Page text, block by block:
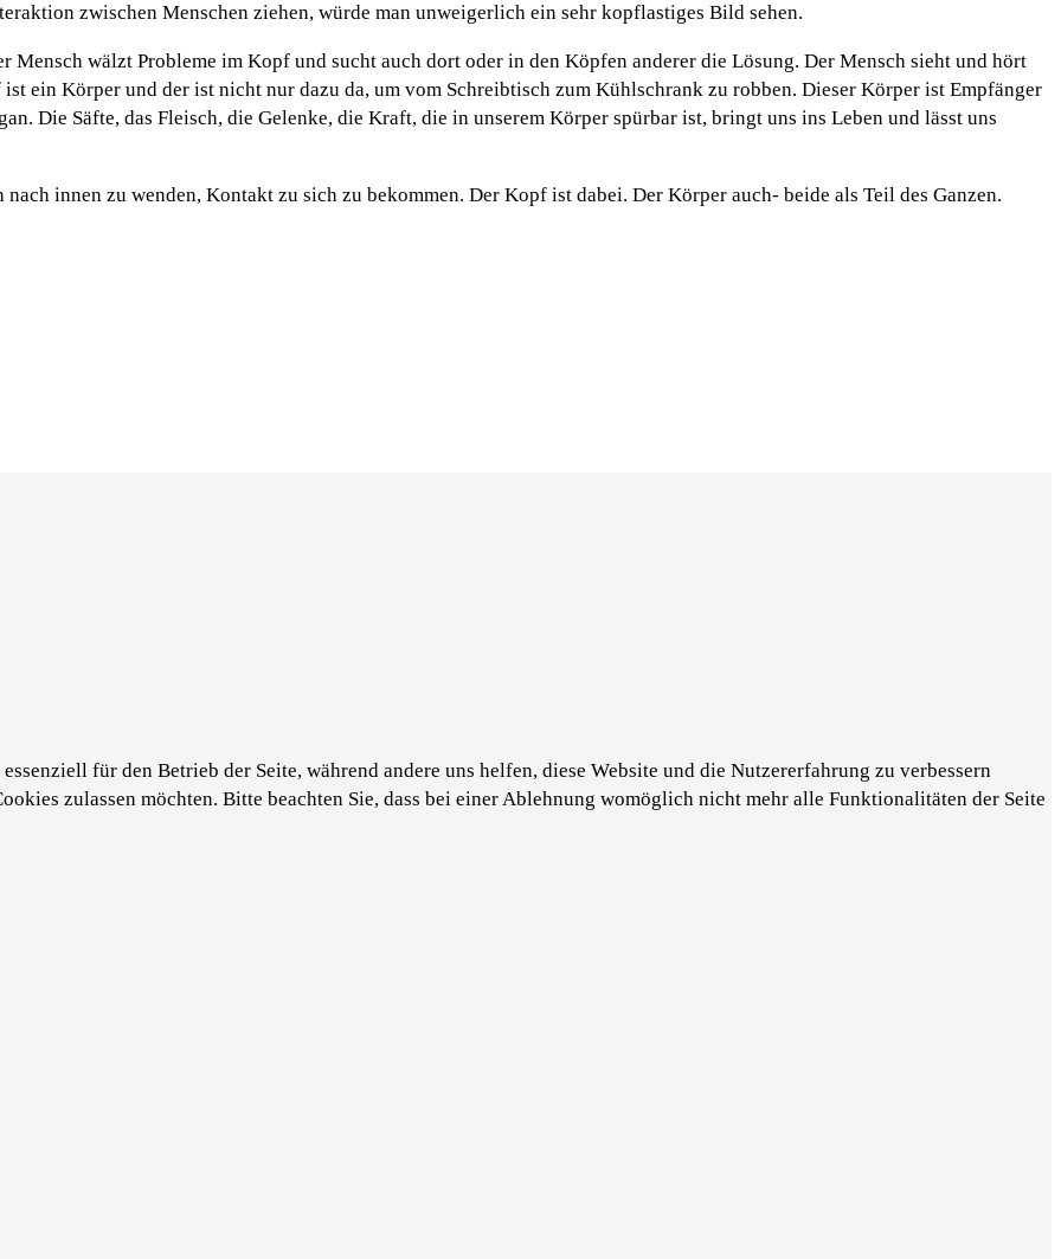
zwischen Menschen ziehen, würde man unweigerlich ein sehr kopflastiges Bild sehen.
wälzt Probleme im Kopf und sucht auch dort oder in den Köpfen anderer die Lösung. Der Mensch sieht und hört
ein Körper und der ist nicht nur dazu da, um vom Schreibtisch zum Kühlschrank zu robben. Dieser Körper ist Empfänger
Die Säfte, das Fleisch, die Gelenke, die Kraft, die in unserem Körper spürbar ist, bringt uns ins Leben und lässt uns
innen zu wenden, Kontakt zu sich zu bekommen. Der Kopf ist dabei. Der Körper auch- beide als Teil des Ganzen.
für den Betrieb der Seite, während andere uns helfen, diese Website und die Nutzererfahrung zu verbessern
zulassen möchten. Bitte beachten Sie, dass bei einer Ablehnung womöglich nicht mehr alle Funktionalitäten der Seite